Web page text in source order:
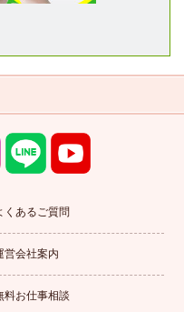
くあるご質問
営会社案内
料お仕事相談